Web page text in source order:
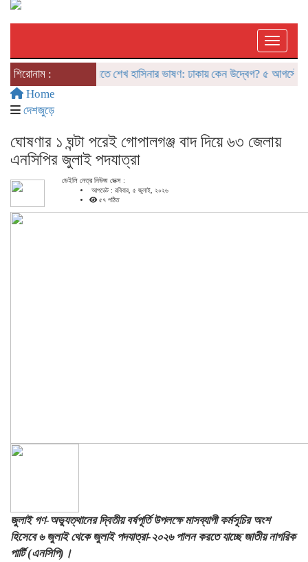
শিরোনাম :
দিল্লিতে শেখ হাসিনার ভাষণ: ঢাকায় কেন উদ্বেগ? ৫ আগস্টের
Home
দেশজুড়ে
ঘোষণার ১ ঘন্টা পরেই গোপালগঞ্জ বাদ দিয়ে ৬৩ জেলায়
এনসিপির জুলাই পদযাত্রা
ডেইলি নেত্র নিউজ ডেক্স :
আপডেট : রবিবার, ৫ জুলাই, ২০২৬
৫৭ পঠিত
জুলাই গণ-অভ্যুত্থানের দ্বিতীয় বর্ষপূর্তি উপলক্ষে মাসব্যাপী কর্মসূচির অংশ
হিসেবে ৬ জুলাই থেকে জুলাই পদযাত্রা-২০২৬ পালন করতে যাচ্ছে জাতীয় নাগরিক
পার্টি (এনসিপি)।